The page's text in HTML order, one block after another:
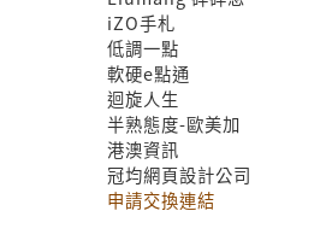
iZO手札
低調一點
軟硬e點通
迴旋人生
半熟態度-歐美加
港澳資訊
冠均網頁設計公司
申請交換連結